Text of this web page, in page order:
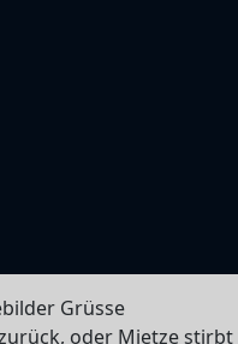
Grüsse
oder Mietze stirbt